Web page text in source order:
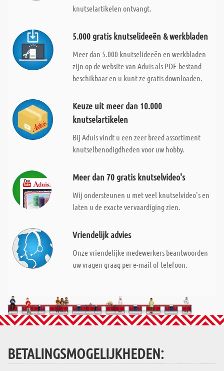
knutselartikelen ontvangt.
5.000 gratis knutselideeën & werkbladen
Meer dan 5.000 knutselideeën en werkbladen
zijn op de website van Aduis als PDF-bestand
beschikbaar en u kunt ze gratis downloaden.
Keuze uit meer dan 10.000
knutselartikelen
Bij Aduis vindt u een zeer breed assortiment
knutselbenodigdheden voor uw hobby.
Meer dan 70 gratis knutselvideo's
Wij ondersteunen u met veel knutselvideo's en
laten u de exacte vervaardiging zien.
Vriendelijk advies
Onze vriendelijke medewerkers beantwoorden
uw vragen graag per e-mail of telefoon.
BETALINGSMOGELIJKHEDEN: